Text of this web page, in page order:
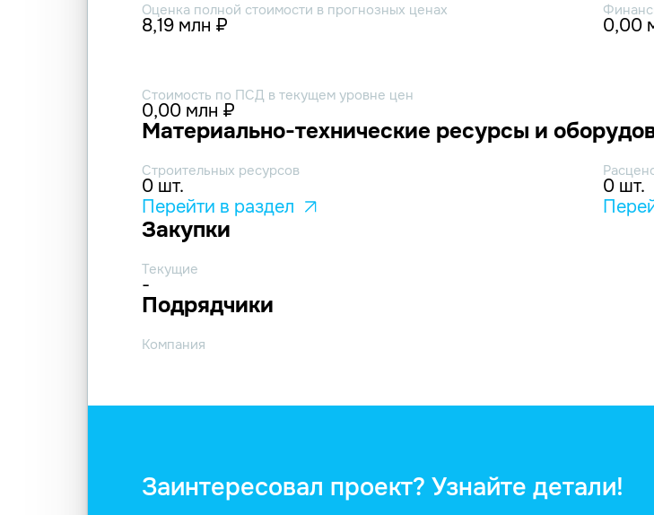
Оценка полной стоимости в прогнозных ценах
8,19 млн ₽ 0,00
Стоимость по ПСД в текущем уровне цен
0,00 млн ₽
Материально-технические ресурсы и
Строительных ресурсов
0 шт.
Перейти в раздел
0 шт.
Закупки
Текущие
-
Подрядчики
Компания
Заинтересовал проект? Узнайте детали!